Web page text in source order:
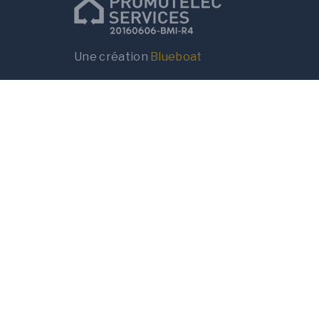
Une création Blueboat